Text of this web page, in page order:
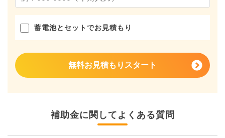
蓄電池とセットでお見積もり
無料お見積もりスタート
補助金に関してよくある質問